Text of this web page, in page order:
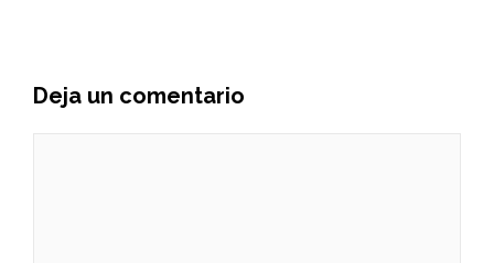
Deja un comentario